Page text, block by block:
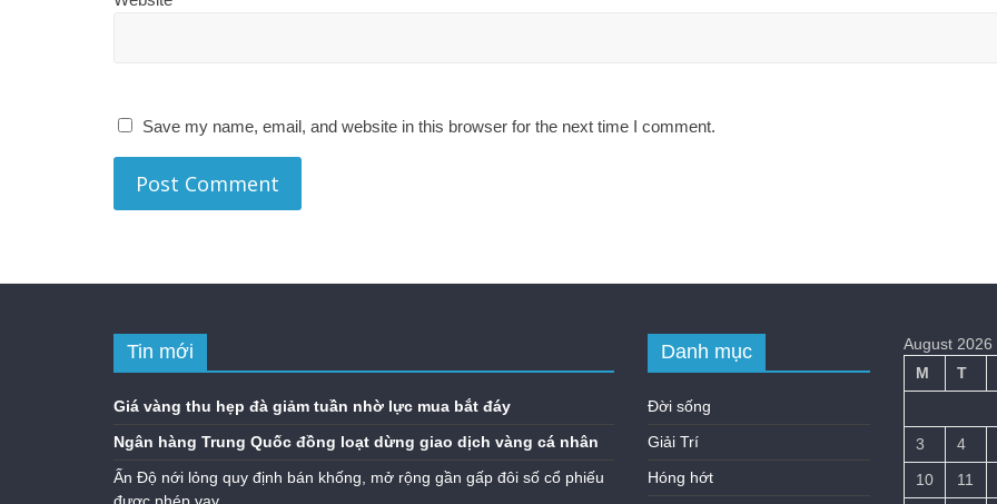
Save my name, email, and website in this browser for the next time I comment.
Tin mới
Giá vàng thu hẹp đà giảm tuần nhờ lực mua bắt đáy
Ngân hàng Trung Quốc đồng loạt dừng giao dịch vàng cá nhân
Ấn Độ nới lỏng quy định bán khống, mở rộng gần gấp đôi số cổ phiếu
Danh mục
Đời sống
Giải Trí
Hóng hớt
August 2026
M
T
3
4
10
11